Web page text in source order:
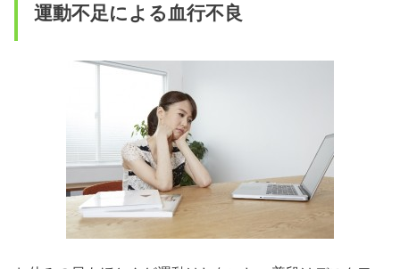
運動不足による血行不良